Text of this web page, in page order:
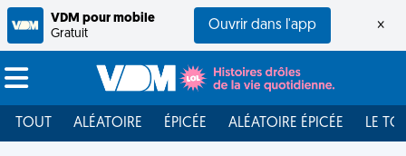
VDM pour mobile
Gratuit
Ouvrir dans l'app ×
TOUT ALÉATOIRE ÉPICÉE ALÉATOIRE ÉPICÉE LE